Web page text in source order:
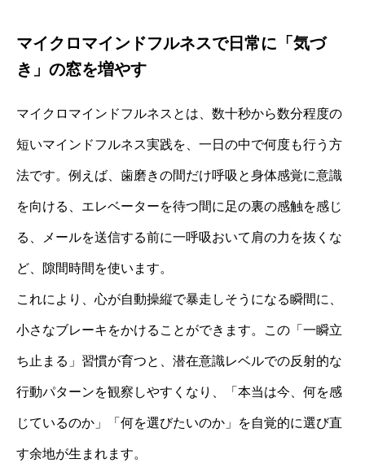
マイクロマインドフルネスで日常に「気づ
き」の窓を増やす
マイクロマインドフルネスとは、数十秒から数分程度の
短いマインドフルネス実践を、一日の中で何度も行う方
法です。例えば、歯磨きの間だけ呼吸と身体感覚に意識
を向ける、エレベーターを待つ間に足の裏の感触を感じ
る、メールを送信する前に一呼吸おいて肩の力を抜くな
ど、隙間時間を使います。
これにより、心が自動操縦で暴走しそうになる瞬間に、
小さなブレーキをかけることができます。この「一瞬立
ち止まる」習慣が育つと、潜在意識レベルでの反射的な
行動パターンを観察しやすくなり、「本当は今、何を感
じているのか」「何を選びたいのか」を自覚的に選び直
す余地が生まれます。